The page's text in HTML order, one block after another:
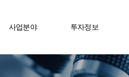
사업분야 투자정보